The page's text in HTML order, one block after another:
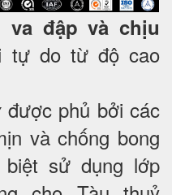
va đập và chịu
tự do từ độ cao
được phủ bởi các
và chống bong
sử dụng lớp